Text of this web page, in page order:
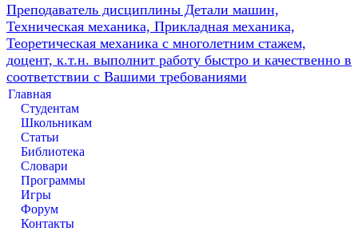
Преподаватель дисциплины Детали машин,
Техническая механика, Прикладная механика,
Теоретическая механика с многолетним стажем,
доцент, к.т.н. выполнит работу быстро и качественно в
соответствии с Вашими требованиями
Главная
Студентам
Школьникам
Статьи
Библиотека
Словари
Программы
Игры
Форум
Контакты